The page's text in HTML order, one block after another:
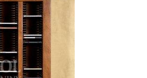
Katalog